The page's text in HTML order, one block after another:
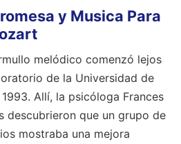
y Musica Para
melódico comenzó lejos
de la Universidad de
Allí, la psicóloga Frances
descubrieron que un grupo de
mostraba una mejora